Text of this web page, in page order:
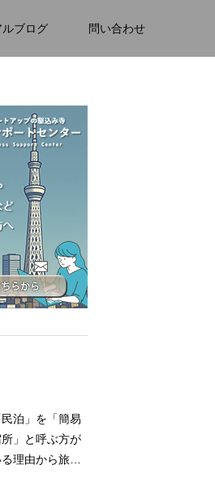
ルブログ 問い合わせ
民泊」を「簡易
」と呼ぶ方が
る理由から旅館